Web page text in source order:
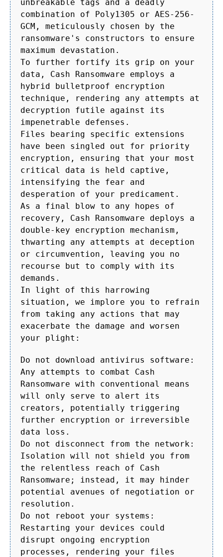
unbreakable tags and a deadly
combination of Poly1305 or AES-256-
GCM, meticulously chosen by the
ransomware's constructors to ensure
maximum devastation.
To further fortify its grip on your
data, Cash Ransomware employs a
hybrid bulletproof encryption
technique, rendering any attempts at
decryption futile against its
impenetrable defenses.
Files bearing specific extensions
have been singled out for priority
encryption, ensuring that your most
critical data is held captive,
intensifying the fear and
desperation of your predicament.
As a final blow to any hopes of
recovery, Cash Ransomware deploys a
double-key encryption mechanism,
thwarting any attempts at deception
or circumvention, leaving you no
recourse but to comply with its
demands.
In light of this harrowing
situation, we implore you to refrain
from taking any actions that may
exacerbate the damage and worsen
your plight:
Do not download antivirus software:
Any attempts to combat Cash
Ransomware with conventional means
will only serve to alert its
creators, potentially triggering
further encryption or irreversible
data loss.
Do not disconnect from the network:
Isolation will not shield you from
the relentless reach of Cash
Ransomware; instead, it may hinder
potential avenues of negotiation or
resolution.
Do not reboot your systems:
Restarting your devices could
disrupt ongoing encryption
processes, rendering your files